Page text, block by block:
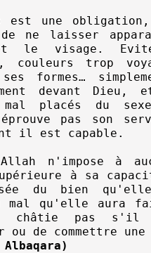
est une
de ne laisser
le visage.
couleurs trop
ses formes…
devant
mal placés du
pas son
il est capable.
n'impose à
à sa
du bien
mal qu'elle aura
châtie pas s'il
ou de commettre